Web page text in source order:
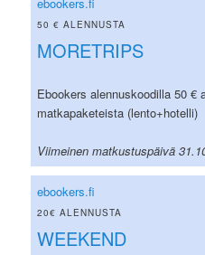
50 € ALENNUSTA
MORETRIPS
Ebookers alennuskoodilla 50 €
matkapaketeista (lento+hotelli)
Viimeinen matkustuspäivä
ebookers.fi
20€ ALENNUSTA
WEEKEND